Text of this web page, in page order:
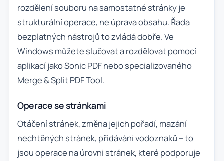
rozdělení souboru na samostatné stránky je
strukturální operace, ne úprava obsahu. Řada
bezplatných nástrojů to zvládá dobře. Ve
Windows můžete slučovat a rozdělovat pomocí
aplikací jako Sonic PDF nebo specializovaného
Merge & Split PDF Tool.
Operace se stránkami
Otáčení stránek, změna jejich pořadí, mazání
nechtěných stránek, přidávání vodoznaků – to
jsou operace na úrovni stránek, které podporuje